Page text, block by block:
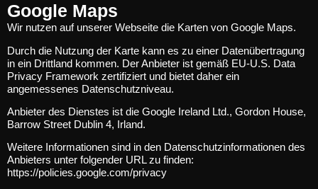
Google Maps
Wir nutzen auf unserer Webseite die Karten von Google Maps.
Durch die Nutzung der Karte kann es zu einer Datenübertragung
in ein Drittland kommen. Der Anbieter ist gemäß EU-U.S. Data
Privacy Framework zertifiziert und bietet daher ein
angemessenes Datenschutzniveau.
Anbieter des Dienstes ist die Google Ireland Ltd., Gordon House,
Barrow Street Dublin 4, Irland.
Weitere Informationen sind in den Datenschutzinformationen des
Anbieters unter folgender URL zu finden:
https://policies.google.com/privacy